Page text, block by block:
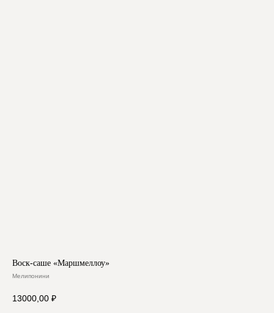
Воск-саше «Маршмеллоу»
Мелипонини
13000,00 ₽